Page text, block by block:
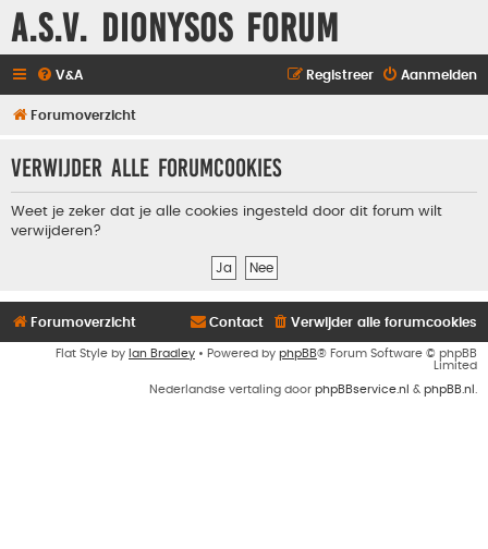
A.S.V. Dionysos Forum
V&A Aanmelden
Registreer
Forumoverzicht
Verwijder alle forumcookies
Weet je zeker dat je alle cookies ingesteld door dit forum wilt
verwijderen?
Forumoverzicht Verwijder alle forumcookies
Contact
Flat Style by Ian Bradley • Powered by phpBB® Forum Software © phpBB
Limited
Nederlandse vertaling door phpBBservice.nl & phpBB.nl